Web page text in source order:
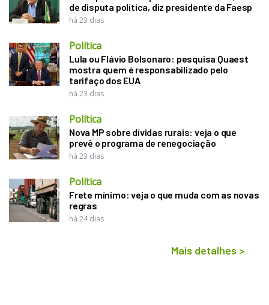
de disputa política, diz presidente da Faesp
há 23 dias
Política
Lula ou Flávio Bolsonaro: pesquisa Quaest
mostra quem é responsabilizado pelo
tarifaço dos EUA
há 23 dias
Política
Nova MP sobre dívidas rurais: veja o que
prevê o programa de renegociação
há 23 dias
Política
Frete mínimo: veja o que muda com as novas
regras
há 24 dias
Mais detalhes >